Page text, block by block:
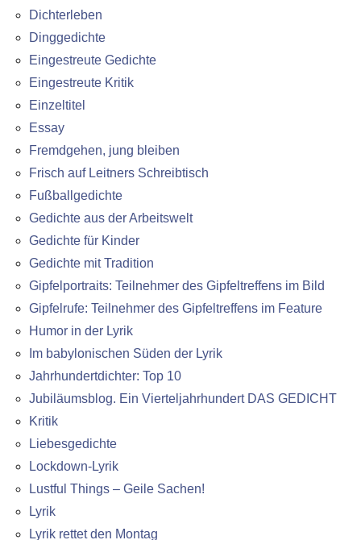
Dichterleben
Dinggedichte
Eingestreute Gedichte
Eingestreute Kritik
Einzeltitel
Essay
Fremdgehen, jung bleiben
Frisch auf Leitners Schreibtisch
Fußballgedichte
Gedichte aus der Arbeitswelt
Gedichte für Kinder
Gedichte mit Tradition
Gipfelportraits: Teilnehmer des Gipfeltreffens im Bild
Gipfelrufe: Teilnehmer des Gipfeltreffens im Feature
Humor in der Lyrik
Im babylonischen Süden der Lyrik
Jahrhundertdichter: Top 10
Jubiläumsblog. Ein Vierteljahrhundert DAS GEDICHT
Kritik
Liebesgedichte
Lockdown-Lyrik
Lustful Things – Geile Sachen!
Lyrik
Lyrik rettet den Montag